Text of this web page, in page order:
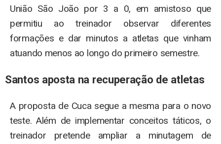
União São João por 3 a 0, em amistoso que
permitiu ao treinador observar diferentes
formações e dar minutos a atletas que vinham
atuando menos ao longo do primeiro semestre.
Santos aposta na recuperação de atletas
A proposta de Cuca segue a mesma para o novo
teste. Além de implementar conceitos táticos, o
treinador pretende ampliar a minutagem de